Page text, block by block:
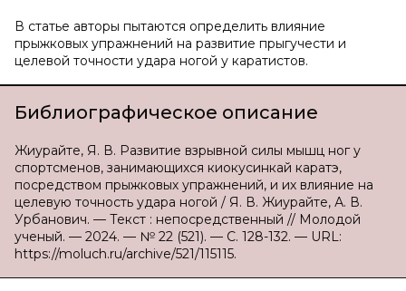
В статье авторы пытаются определить влияние
прыжковых упражнений на развитие прыгучести и
целевой точности удара ногой у каратистов.
Библиографическое описание
Жиурайте, Я. В. Развитие взрывной силы мышц ног у
спортсменов, занимающихся киокусинкай каратэ,
посредством прыжковых упражнений, и их влияние на
целевую точность удара ногой / Я. В. Жиурайте, А. В.
Урбанович. — Текст : непосредственный // Молодой
ученый. — 2024. — № 22 (521). — С. 128-132. — URL:
https://moluch.ru/archive/521/115115.